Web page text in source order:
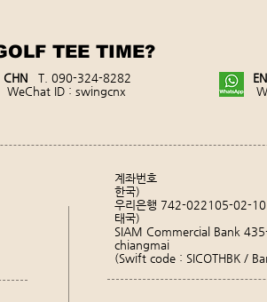
TEE TIME?
CHN T. 090-324-8282
WeChat ID : swingcnx
계좌번호
한국)
우리은행 742-022105-02-
태국)
SIAM Commercial Bank
chiangmai
(Swift code : SICOTHBK /